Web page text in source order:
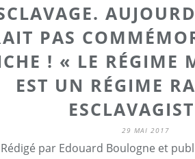
PAS
! « LE RÉGIME
EST UN RÉGIME
29 MAI 2017
Rédigé par Edouard Boulogne et